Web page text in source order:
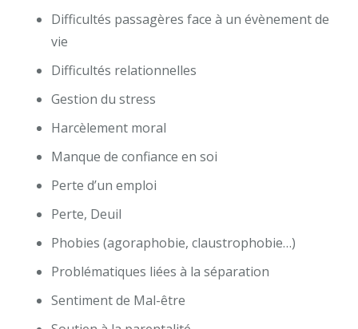
Difficultés passagères face à un évènement de
vie
Difficultés relationnelles
Gestion du stress
Harcèlement moral
Manque de confiance en soi
Perte d’un emploi
Perte, Deuil
Phobies (agoraphobie, claustrophobie…)
Problématiques liées à la séparation
Sentiment de Mal-être